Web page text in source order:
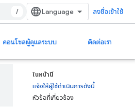
/ ลงชื่อเข้าใช้
คอนโซลผู้ดูแลระบบ ติดต่อเรา
ในหน้านี้
แจ้งให้ผู้ใช้ดำเนินการดังนี้
หัวข้อที่เกี่ยวข้อง